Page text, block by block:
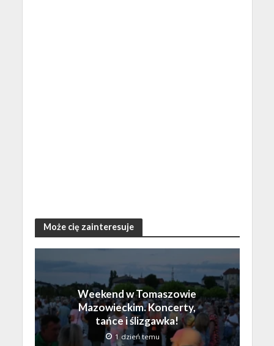
Może cię zainteresuje
Weekend w Tomaszowie
Mazowieckim. Koncerty,
tańce i ślizgawka!
1 dzień temu